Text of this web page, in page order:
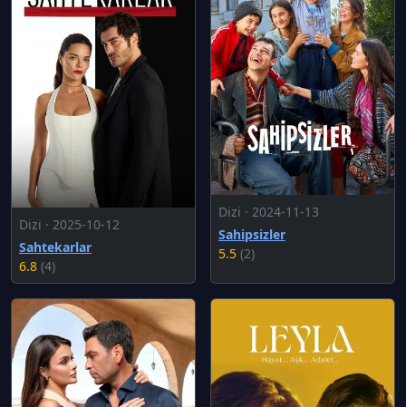
Dizi · 2025-10-12
Sahtekarlar
6.8 (4)
Dizi · 2024-11-13
Sahipsizler
5.5 (2)